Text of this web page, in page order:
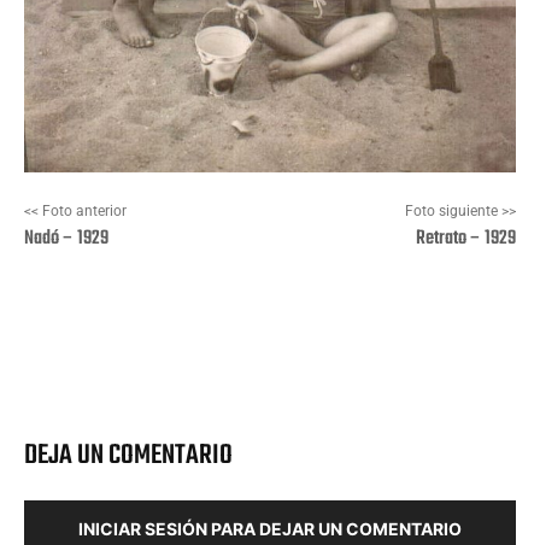
<< Foto anterior
Nadó – 1929
Foto siguiente >>
Retrato – 1929
DEJA UN COMENTARIO
INICIAR SESIÓN PARA DEJAR UN COMENTARIO